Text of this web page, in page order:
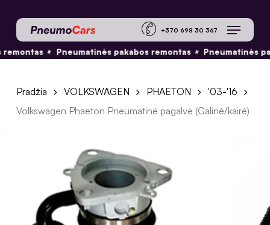
main
content
+370 698 30
Menu
✦Pneumatinės pakabos remontas✦Pneumatinės
Pradžia VOLKSWAGEN PHAETON
'03-'16
Volkswagen Phaeton Pneumatinė pagalvė (Galinė/kairė)